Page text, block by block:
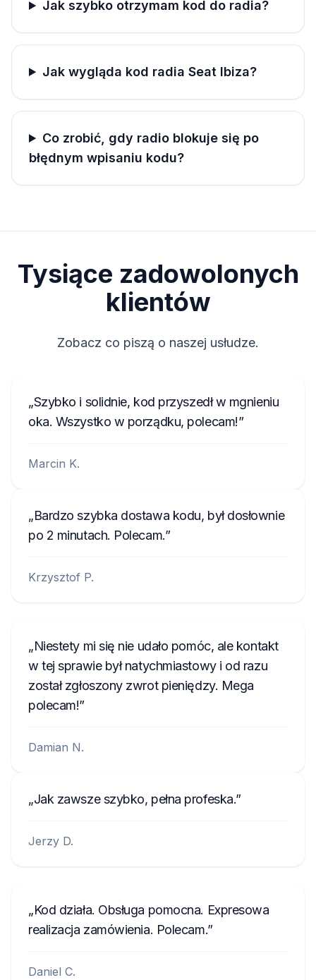
Jak szybko otrzymam kod do radia?
Jak wygląda kod radia Seat Ibiza?
Co zrobić, gdy radio blokuje się po
błędnym wpisaniu kodu?
Tysiące zadowolonych
klientów
Zobacz co piszą o naszej usłudze.
Szybko i solidnie, kod przyszedł w mgnieniu
oka. Wszystko w porządku, polecam!
Marcin K.
Bardzo szybka dostawa kodu, był dosłownie
po 2 minutach. Polecam.
Krzysztof P.
Niestety mi się nie udało pomóc, ale kontakt
w tej sprawie był natychmiastowy i od razu
został zgłoszony zwrot pieniędzy. Mega
polecam!
Damian N.
Jak zawsze szybko, pełna profeska.
Jerzy D.
Kod działa. Obsługa pomocna. Expresowa
realizacja zamówienia. Polecam.
Daniel C.